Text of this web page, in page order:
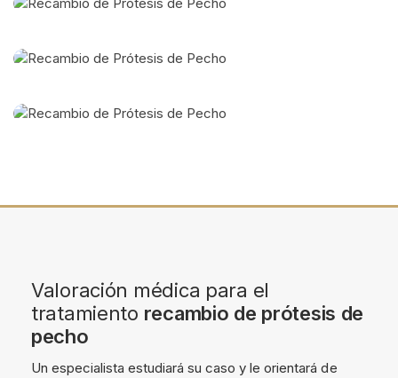
Valoración médica para el
tratamiento recambio de prótesis de
pecho
Un especialista estudiará su caso y le orientará de